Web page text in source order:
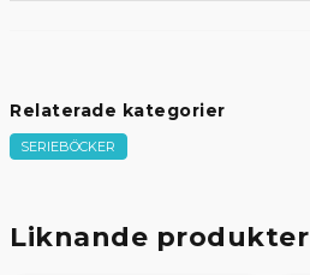
Relaterade kategorier
SERIEBÖCKER
Liknande produkter